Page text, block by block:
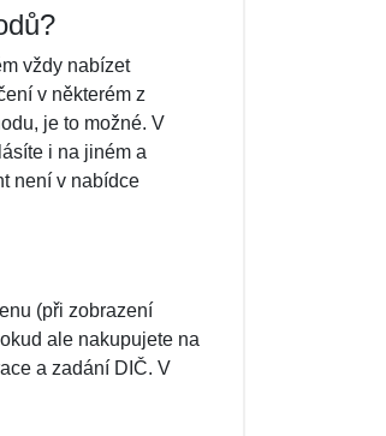
vždy nabízet
v některém z
je to možné. V
i na jiném a
není v nabídce
(při zobrazení
ale nakupujete na
a zadání DIČ. V